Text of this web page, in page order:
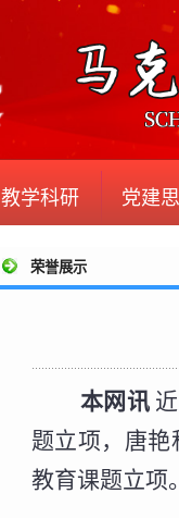
教学科研 党建
荣誉展示
本网讯近
题立项，唐
教育课题立项